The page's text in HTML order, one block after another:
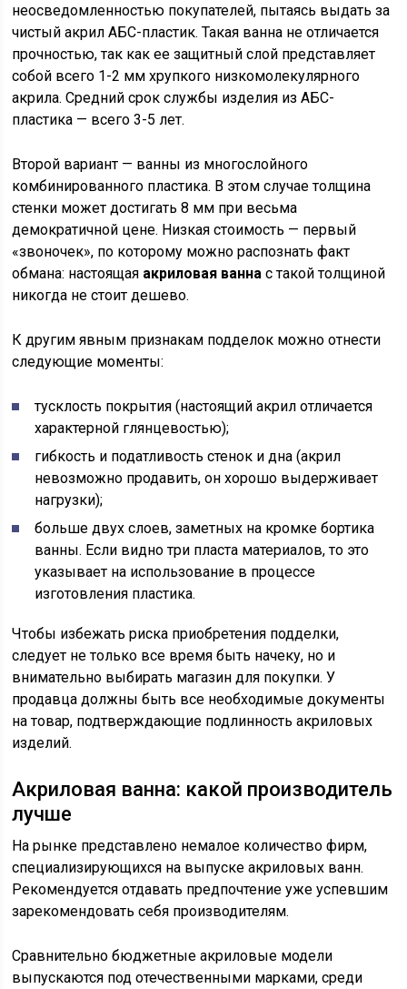
неосведомленностью покупателей, пытаясь выдать за
чистый акрил АБС-пластик. Такая ванна не отличается
прочностью, так как ее защитный слой представляет
собой всего 1-2 мм хрупкого низкомолекулярного
акрила. Средний срок службы изделия из АБС-
пластика — всего 3-5 лет.
Второй вариант — ванны из многослойного
комбинированного пластика. В этом случае толщина
стенки может достигать 8 мм при весьма
демократичной цене. Низкая стоимость — первый
«звоночек», по которому можно распознать факт
обмана: настоящая акриловая ванна с такой толщиной
никогда не стоит дешево.
К другим явным признакам подделок можно отнести
следующие моменты:
тусклость покрытия (настоящий акрил отличается
характерной глянцевостью);
гибкость и податливость стенок и дна (акрил
невозможно продавить, он хорошо выдерживает
нагрузки);
больше двух слоев, заметных на кромке бортика
ванны. Если видно три пласта материалов, то это
указывает на использование в процессе
изготовления пластика.
Чтобы избежать риска приобретения подделки,
следует не только все время быть начеку, но и
внимательно выбирать магазин для покупки. У
продавца должны быть все необходимые документы
на товар, подтверждающие подлинность акриловых
изделий.
Акриловая ванна: какой производитель
лучше
На рынке представлено немалое количество фирм,
специализирующихся на выпуске акриловых ванн.
Рекомендуется отдавать предпочтение уже успевшим
зарекомендовать себя производителям.
Сравнительно бюджетные акриловые модели
выпускаются под отечественными марками, среди